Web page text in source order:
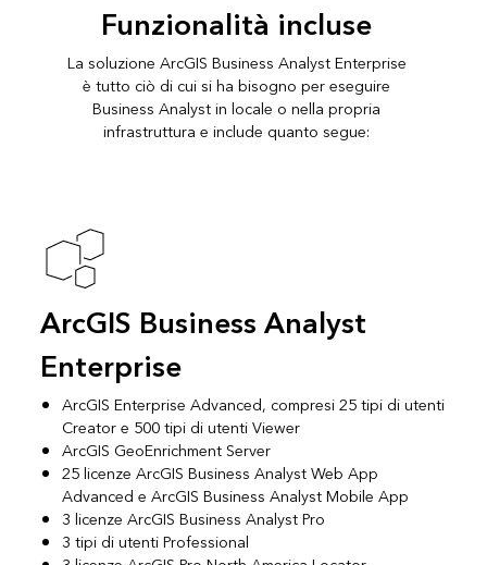
Funzionalità incluse
La soluzione ArcGIS Business Analyst Enterprise
è tutto ciò di cui si ha bisogno per eseguire
Business Analyst in locale o nella propria
infrastruttura e include quanto segue:
ArcGIS Business Analyst
Enterprise
ArcGIS Enterprise Advanced, compresi 25 tipi di utenti
Creator e 500 tipi di utenti Viewer
ArcGIS GeoEnrichment Server
25 licenze ArcGIS Business Analyst Web App
Advanced e ArcGIS Business Analyst Mobile App
3 licenze ArcGIS Business Analyst Pro
3 tipi di utenti Professional